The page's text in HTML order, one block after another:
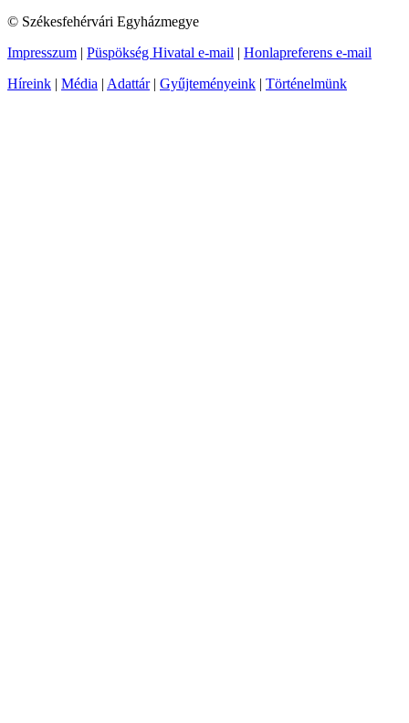
© Székesfehérvári Egyházmegye
Impresszum | Püspökség Hivatal e-mail | Honlapreferens e-mail
Híreink | Média | Adattár| Gyűjteményeink | Történelmünk